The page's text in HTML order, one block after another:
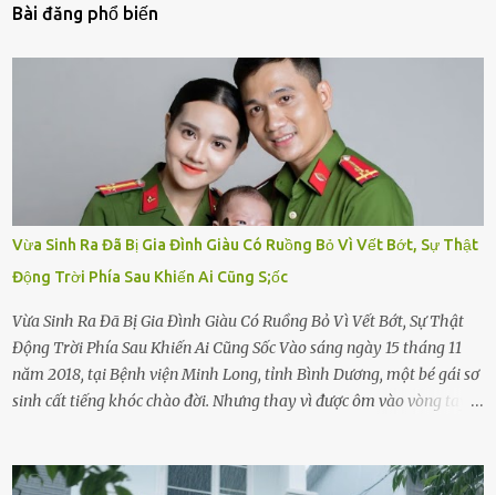
Bài đăng phổ biến
Vừa Sinh Ra Đã Bị Gia Đình Giàu Có Ruồng Bỏ Vì Vết Bớt, Sự Thật
Động Trời Phía Sau Khiến Ai Cũng S;ốc
Vừa Sinh Ra Đã Bị Gia Đình Giàu Có Ruồng Bỏ Vì Vết Bớt, Sự Thật
Động Trời Phía Sau Khiến Ai Cũng Sốc Vào sáng ngày 15 tháng 11
năm 2018, tại Bệnh viện Minh Long, tỉnh Bình Dương, một bé gái sơ
sinh cất tiếng khóc chào đời. Nhưng thay vì được ôm vào vòng tay
hảo, địa vị cao sang của ông Trần Quốc Tùng xem như điềm gở. Ông